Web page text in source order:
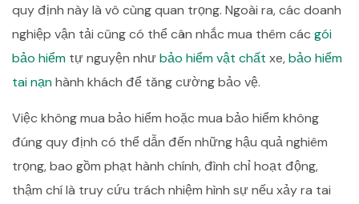
quy định này là vô cùng quan trọng. Ngoài ra, các doanh
nghiệp vận tải cũng có thể cân nhắc mua thêm các gói
bảo hiểm tự nguyện nhưbảo hiểm vật chất xe,bảo hiểm
tai nạnhành khách để tăng cường bảo vệ.
Việc không mua bảo hiểm hoặc mua bảo hiểm không
đúng quy định có thể dẫn đến những hậu quả nghiêm
trọng, bao gồm phạt hành chính, đình chỉ hoạt động,
thậm chí là truy cứu trách nhiệm hình sự nếu xảy ra tai